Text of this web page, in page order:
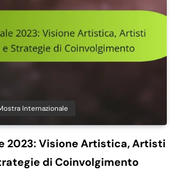
Internazionale
2023: Visione Artistica, Artisti
di Coinvolgimento